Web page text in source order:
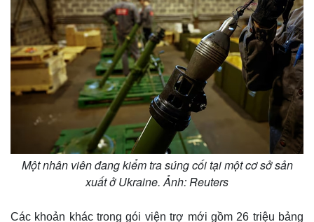
Quan sát
Video
Một nhân viên đang kiểm tra súng cối tại một cơ sở sản
xuất ở Ukraine. Ảnh: Reuters
Các khoản khác trong gói viện trợ mới gồm 26 triệu bảng